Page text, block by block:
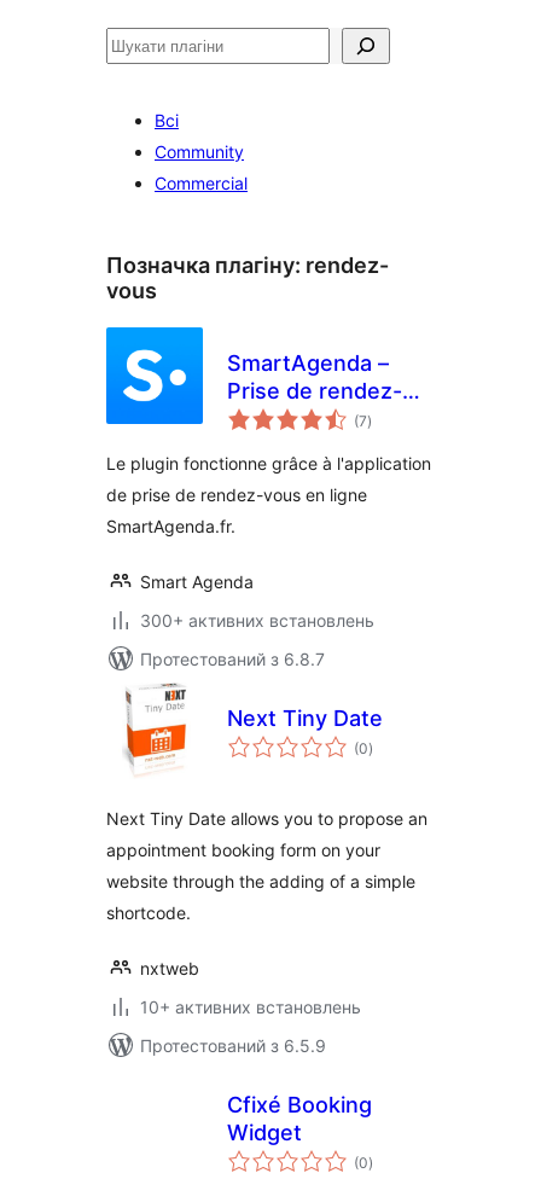
Пошук
Всі
Community
Commercial
Позначка плагіну: rendez-
vous
SmartAgenda –
Prise de rendez-
vous en ligne
(7загальний
рейтинг
)
Le plugin fonctionne grâce à l'application
de prise de rendez-vous en ligne
SmartAgenda.fr.
Smart Agenda
300+ активних встановлень
Протестований з 6.8.7
Next Tiny Date
(0загальний
рейтинг
)
Next Tiny Date allows you to propose an
appointment booking form on your
website through the adding of a simple
shortcode.
nxtweb
10+ активних встановлень
Протестований з 6.5.9
Cfixé Booking
Widget
(0загальний
рейтинг
)